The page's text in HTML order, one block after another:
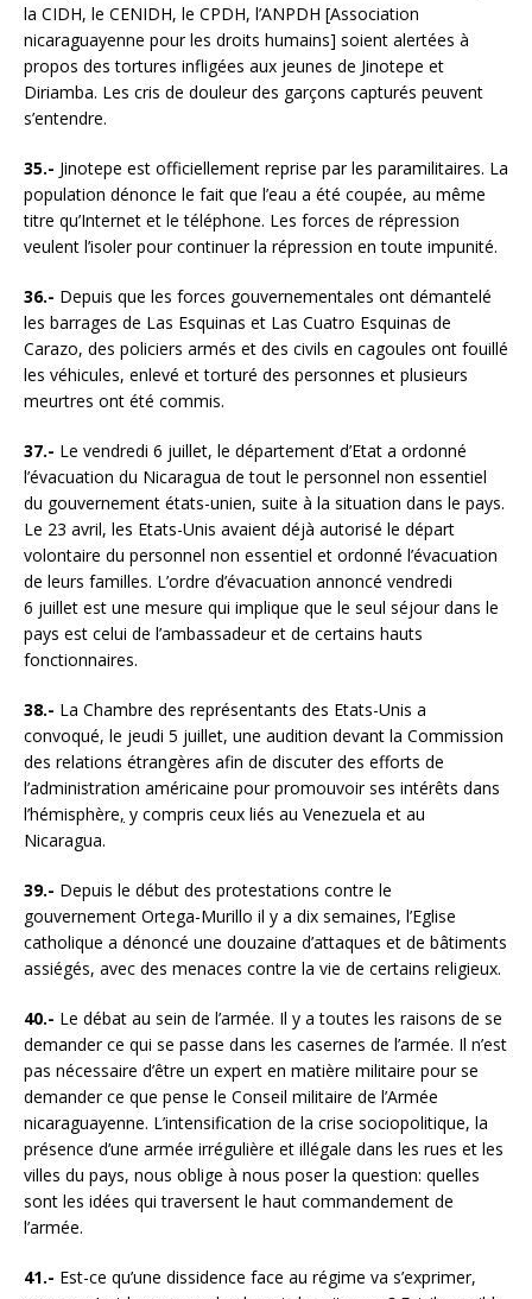
la CIDH, le CENIDH, le CPDH, l’ANPDH [Association
nicaraguayenne pour les droits humains] soient alertées à
propos des tortures infligées aux jeunes de Jinotepe et
Diriamba. Les cris de douleur des garçons capturés peuvent
s’entendre.
35.- Jinotepe est officiellement reprise par les paramilitaires. La
population dénonce le fait que l’eau a été coupée, au même
titre qu’Internet et le téléphone. Les forces de répression
veulent l’isoler pour continuer la répression en toute impunité.
36.- Depuis que les forces gouvernementales ont démantelé
les barrages de Las Esquinas et Las Cuatro Esquinas de
Carazo, des policiers armés et des civils en cagoules ont fouillé
les véhicules, enlevé et torturé des personnes et plusieurs
meurtres ont été commis.
37.- Le vendredi 6 juillet, le département d’Etat a ordonné
l’évacuation du Nicaragua de tout le personnel non essentiel
du gouvernement états-unien, suite à la situation dans le pays.
Le 23 avril, les Etats-Unis avaient déjà autorisé le départ
volontaire du personnel non essentiel et ordonné l’évacuation
de leurs familles. L’ordre d’évacuation annoncé vendredi
6 juillet est une mesure qui implique que le seul séjour dans le
pays est celui de l’ambassadeur et de certains hauts
fonctionnaires.
38.- La Chambre des représentants des Etats-Unis a
convoqué, le jeudi 5 juillet, une audition devant la Commission
des relations étrangères afin de discuter des efforts de
l’administration américaine pour promouvoir ses intérêts dans
l’hémisphère, y compris ceux liés au Venezuela et au
Nicaragua.
39.- Depuis le début des protestations contre le
gouvernement Ortega-Murillo il y a dix semaines, l’Eglise
catholique a dénoncé une douzaine d’attaques et de bâtiments
assiégés, avec des menaces contre la vie de certains religieux.
40.- Le débat au sein de l’armée. Il y a toutes les raisons de se
demander ce qui se passe dans les casernes de l’armée. Il n’est
pas nécessaire d’être un expert en matière militaire pour se
demander ce que pense le Conseil militaire de l’Armée
nicaraguayenne. L’intensification de la crise sociopolitique, la
présence d’une armée irrégulière et illégale dans les rues et les
villes du pays, nous oblige à nous poser la question: quelles
sont les idées qui traversent le haut commandement de
l’armée.
41.- Est-ce qu’une dissidence face au régime va s’exprimer,